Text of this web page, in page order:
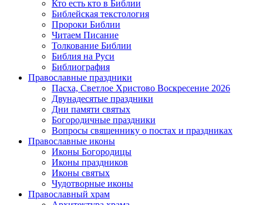
Кто есть кто в Библии
Библейская текстология
Пророки Библии
Читаем Писание
Толкование Библии
Библия на Руси
Библиография
Православные праздники
Пасха, Светлое Христово Воскресение 2026
Двунадесятые праздники
Дни памяти святых
Богородичные праздники
Вопросы священнику о постах и праздниках
Православные иконы
Иконы Богородицы
Иконы праздников
Иконы святых
Чудотворные иконы
Православный храм